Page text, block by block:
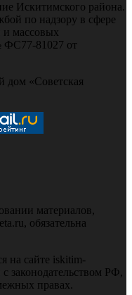
Искитимского района.
по надзору в сфере
и массовых
ФС77-81027 от
дом «Советская
материалов,
обязательна
на сайте iskitim-
законодательством РФ,
правах.